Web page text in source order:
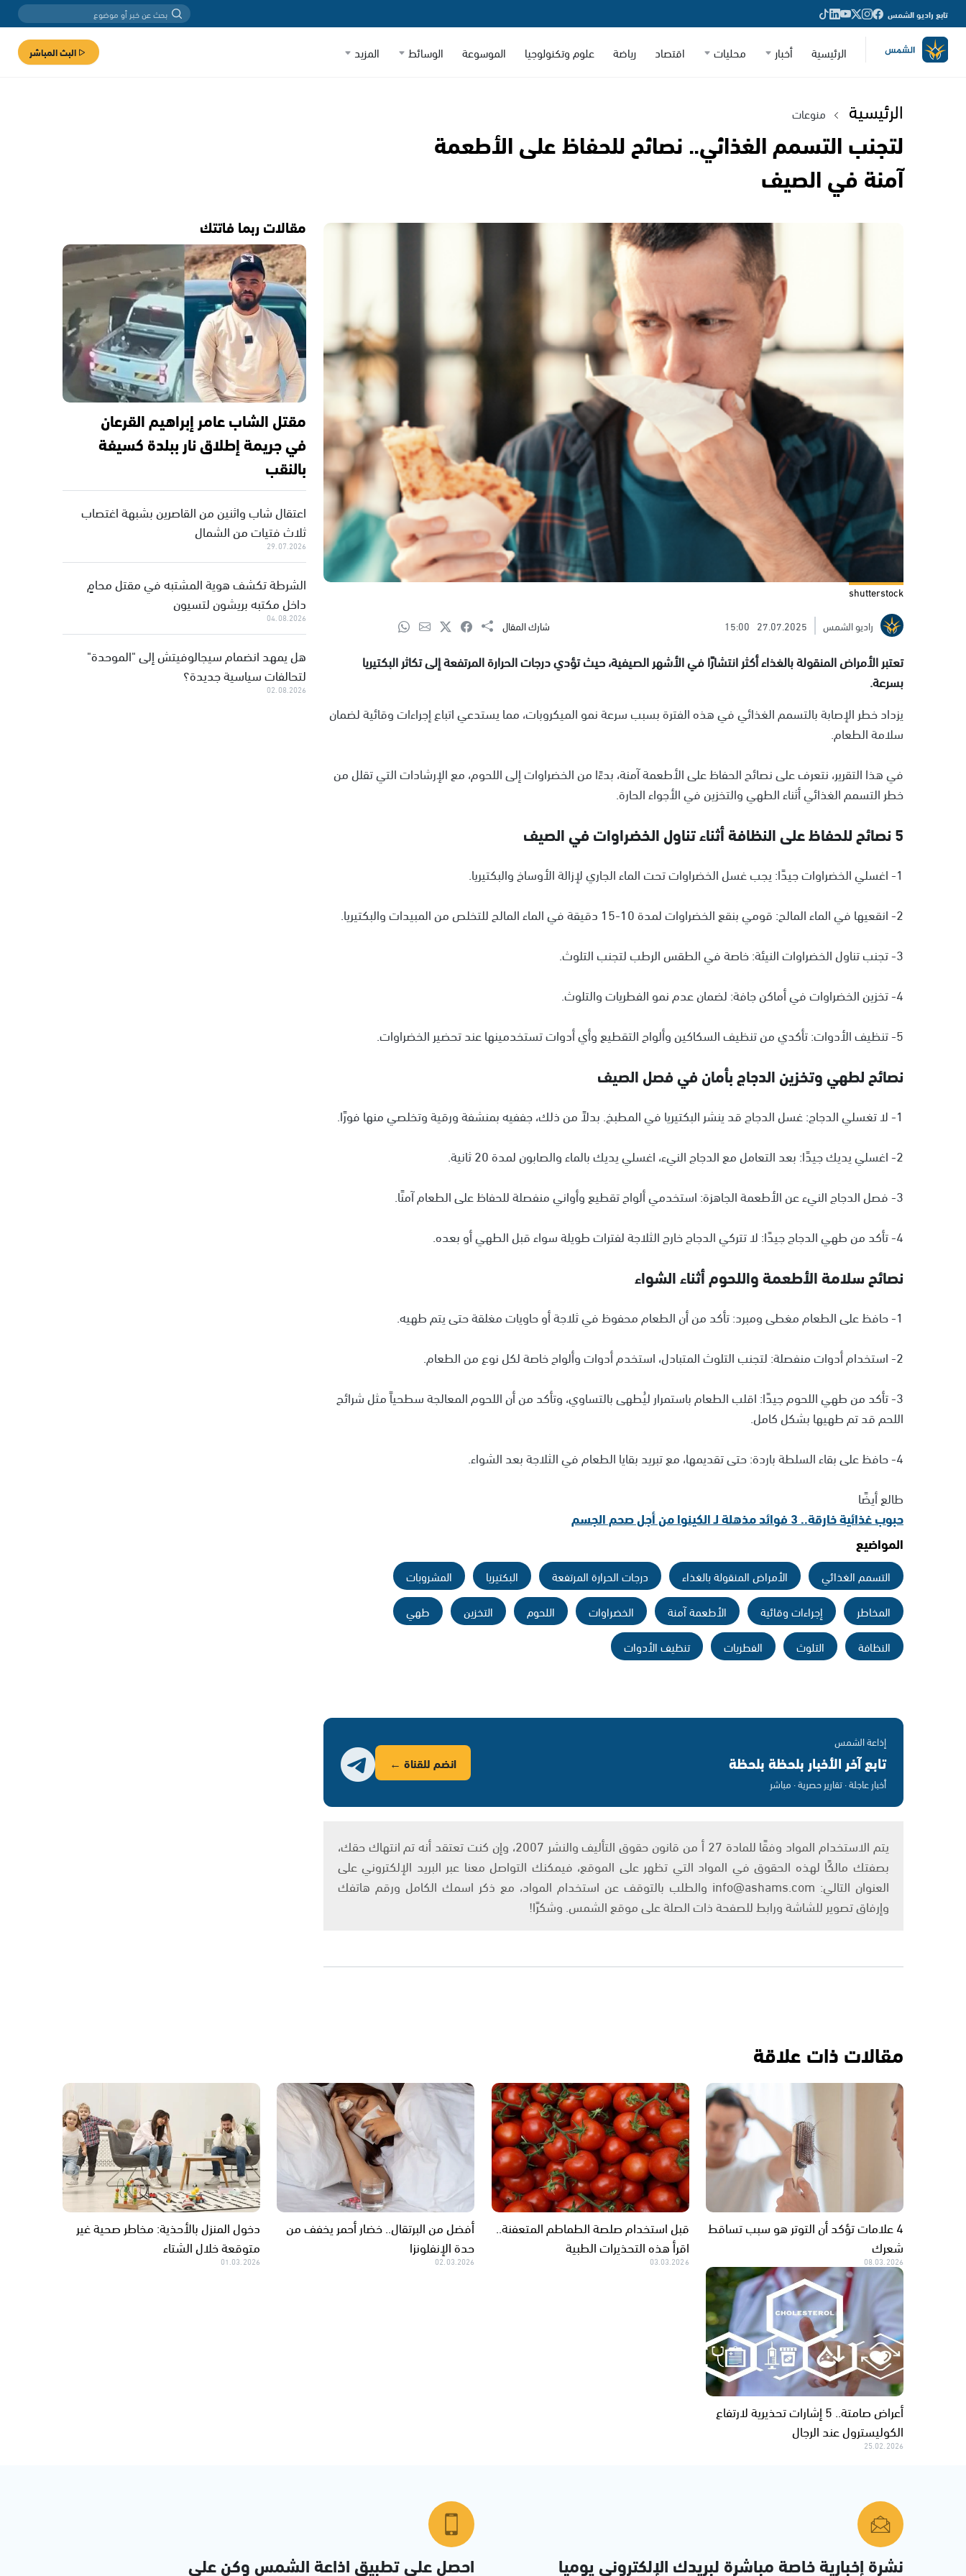
تابع راديو الشمس
الرئيسية أخبار محليات اقتصاد رياضة علوم وتكنولوجيا الموسوعة الوسائط المزيد البث المباشر
الرئيسية منوعات
لتجنب التسمم الغذائي.. نصائح للحفاظ على الأطعمة
آمنة في الصيف
shutterstock
راديو الشمس
27.07.2025
15:00 شارك المقال
تعتبر الأمراض المنقولة بالغذاء أكثر انتشارًا في الأشهر الصيفية، حيث تؤدي درجات الحرارة المرتفعة إلى تكاثر البكتيريا
بسرعة.
يزداد خطر الإصابة بالتسمم الغذائي في هذه الفترة بسبب سرعة نمو الميكروبات، مما يستدعي اتباع إجراءات وقائية لضمان
سلامة الطعام.
في هذا التقرير، نتعرف على نصائح الحفاظ على الأطعمة آمنة، بدءًا من الخضراوات إلى اللحوم، مع الإرشادات التي تقلل من
خطر التسمم الغذائي أثناء الطهي والتخزين في الأجواء الحارة.
5 نصائح للحفاظ على النظافة أثناء تناول الخضراوات في الصيف
1- اغسلي الخضراوات جيدًا: يجب غسل الخضراوات تحت الماء الجاري لإزالة الأوساخ والبكتيريا.
2- انقعيها في الماء المالح: قومي بنقع الخضراوات لمدة 10-15 دقيقة في الماء المالح للتخلص من المبيدات والبكتيريا.
3- تجنب تناول الخضراوات النيئة: خاصة في الطقس الرطب لتجنب التلوث.
4- تخزين الخضراوات في أماكن جافة: لضمان عدم نمو الفطريات والتلوث.
5- تنظيف الأدوات: تأكدي من تنظيف السكاكين وألواح التقطيع وأي أدوات تستخدمينها عند تحضير الخضراوات.
نصائح لطهي وتخزين الدجاج بأمان في فصل الصيف
1- لا تغسلي الدجاج: غسل الدجاج قد ينشر البكتيريا في المطبخ. بدلاً من ذلك، جففيه بمنشفة ورقية وتخلصي منها فورًا.
2- اغسلي يديك جيدًا: بعد التعامل مع الدجاج النيء، اغسلي يديك بالماء والصابون لمدة 20 ثانية.
3- فصل الدجاج النيء عن الأطعمة الجاهزة: استخدمي ألواح تقطيع وأواني منفصلة للحفاظ على الطعام آمنًا.
4- تأكد من طهي الدجاج جيدًا: لا تتركي الدجاج خارج الثلاجة لفترات طويلة سواء قبل الطهي أو بعده.
نصائح سلامة الأطعمة واللحوم أثناء الشواء
1- حافظ على الطعام مغطى ومبرد: تأكد من أن الطعام محفوظ في ثلاجة أو حاويات مغلقة حتى يتم طهيه.
2- استخدام أدوات منفصلة: لتجنب التلوث المتبادل، استخدم أدوات وألواح خاصة لكل نوع من الطعام.
3- تأكد من طهي اللحوم جيدًا: اقلب الطعام باستمرار ليُطهى بالتساوي، وتأكد من أن اللحوم المعالجة سطحياً مثل شرائح
اللحم قد تم طهيها بشكل كامل.
4- حافظ على بقاء السلطة باردة: حتى تقديمها، مع تبريد بقايا الطعام في الثلاجة بعد الشواء.
طالع أيضًا
حبوب غذائية خارقة.. 3 فوائد مذهلة لـ الكينوا من أجل صحم الجسم
المواضيع
التسمم الغذائي الأمراض المنقولة بالغذاء درجات الحرارة المرتفعة البكتيريا
المشروبات
المخاطر
إجراءات وقائية الأطعمة آمنة الخضراوات اللحوم التخزين
طهي
النظافة
التلوث الفطريات تنظيف الأدوات
إذاعة الشمس
تابع آخر الأخبار بلحظة بلحظة
أخبار عاجلة · تقارير حصرية · مباشر
انضم للقناة ←
يتم الاستخدام المواد وفقًا للمادة 27 أ من قانون حقوق التأليف والنشر 2007، وإن كنت تعتقد أنه تم انتهاك حقك،
بصفتك مالكًا لهذه الحقوق في المواد التي تظهر على الموقع، فيمكنك التواصل معنا عبر البريد الإلكتروني على
العنوان التالي: info@ashams.com والطلب بالتوقف عن استخدام المواد، مع ذكر اسمك الكامل ورقم هاتفك
وإرفاق تصوير للشاشة ورابط للصفحة ذات الصلة على موقع الشمس. وشكرًا!
مقالات ربما فاتتك
مقتل الشاب عامر إبراهيم القرعان
في جريمة إطلاق نار ببلدة كسيفة
بالنقب
اعتقال شاب واثنين من القاصرين بشبهة اغتصاب
ثلاث فتيات من الشمال
29.07.2026
الشرطة تكشف هوية المشتبه في مقتل محامٍ
داخل مكتبه بريشون لتسيون
04.08.2026
هل يمهد انضمام سيجالوفيتش إلى "الموحدة"
لتحالفات سياسية جديدة؟
02.08.2026
مقالات ذات علاقة
4 علامات تؤكد أن التوتر هو سبب تساقط
شعرك
08.03.2026
قبل استخدام صلصة الطماطم المتعفنة..
اقرأ هذه التحذيرات الطبية
03.03.2026
أفضل من البرتقال.. خضار أحمر يخفف من
حدة الإنفلونزا
02.03.2026
دخول المنزل بالأحذية: مخاطر صحية غير
متوقعة خلال الشتاء
01.03.2026
أعراض صامتة.. 5 إشارات تحذيرية لارتفاع
الكوليسترول عند الرجال
25.02.2026
نشرة إخبارية خاصة مباشرة لبريدك الإلكتروني يوميا احصل على تطبيق اذاعة الشمس وكن على